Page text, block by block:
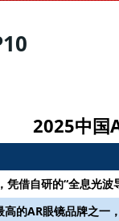
2025中国
凭借自研的“全息光
高的AR眼镜品牌之一